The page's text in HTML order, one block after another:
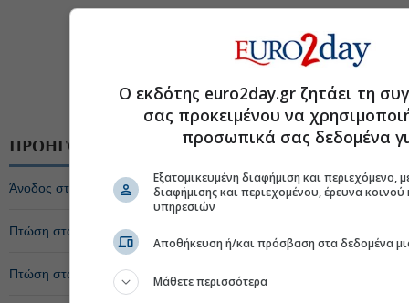
ΠΡΟΗΓΟΥΜΕΝΑ ΑΡΘΡΑ
Άνοδος στο Ενεργητικό των Αμοιβαίων Κεφαλαίων την Τρίτη
Πτώση στο Ενεργητικό των Αμοιβαίων Κεφαλαίων την Δευτέρα
Πτώση στο Ενεργητικό των Αμοιβαίων Κεφαλαίων την Παρασκευή
Ο εκδότης euro2day.gr ζητάει τη
σας προκειμένου να
προσωπικά σας δεδομένα
Εξατομικευμένη διαφήμιση και περιεχόμενο,
διαφήμισης και περιεχομένου, έρευνα
υπηρεσιών
Αποθήκευση ή/και πρόσβαση στα δεδομένα
Μάθετε περισσότερα